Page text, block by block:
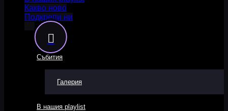
Какво ново
Подкрепи ни
Нашкаст
Видео
Събития
Галерия
В нашия playlist